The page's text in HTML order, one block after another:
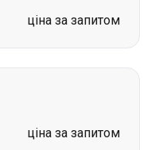
ціна за запитом
ціна за запитом